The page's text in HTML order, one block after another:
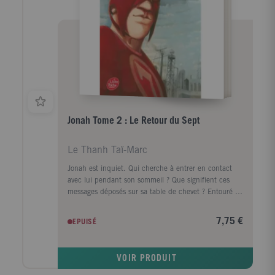
Jonah Tome 2 : Le Retour du Sept
Le Thanh Taï-Marc
Jonah est inquiet. Qui cherche à entrer en contact
avec lui pendant son sommeil ? Que signifient ces
messages déposés sur sa table de chevet ? Entouré de
EPUISÉ 7,75 €
VOIR PRODUIT